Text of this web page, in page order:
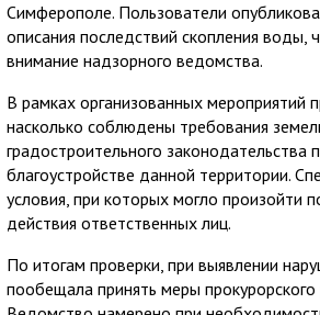
Симферополе. Пользователи
описания последствий скопления воды,
внимание надзорного ведомства.
В рамках организованных мероприятий
насколько соблюдены требования
градостроительного законодательства
благоустройстве данной территории.
условия, при которых могло произойти
действия ответственных лиц.
По итогам проверки, при выявлении
пообещала принять меры прокурорского